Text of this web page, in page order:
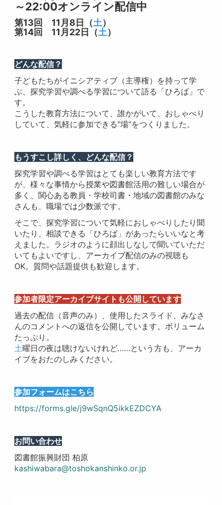
～22:00オンライン配信中
第13回 11月8日（土）
第14回 11月22日（土）
どんな配信？
子どもたちがイニシアティブ（主導権）を持って学
ぶ、探究学習や調べる学習について語る「ひろば」で
す。
こうした教育方法について、誰かがいて、おしゃべり
していて、気軽に参加できる“場”をつくりました。
もうすこし詳しく、どんな配信？
探究学習や調べる学習はとても楽しい教育方法です
が、様々な事情から授業や図書館活用の難しい場合が
多く、関心ある教員・学校司書・地域の図書館のみな
さんも、職場では少数派です。
そこで、探究学習について気軽におしゃべりしたり聞
いたり、相談できる「ひろば」があったらいいなと考
えました。ラジオのように顔出しなしで聞いていただ
いてもよいですし、アーカイブ配信のみの視聴も
OK。質問や話題提供も歓迎します。
参加者限定アーカイブサイトも公開しています
過去の配信（音声のみ）、使用したスライド、みなさ
んのコメントへの返信を公開しています。ボリューム
たっぷり。
土曜日の夜は聴けないけれど……という方も、アーカ
イブをおたのしみください。
参加フォームはこちら
https://forms.gle/j9wSqnQ5ikkEZDCYA
お問い合わせ
図書館振興財団 柏原
kashiwabara@toshokanshinko.or.jp